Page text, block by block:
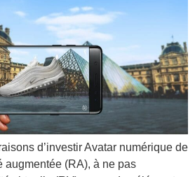
d’investir Avatar numérique de
augmentée (RA), à ne pas